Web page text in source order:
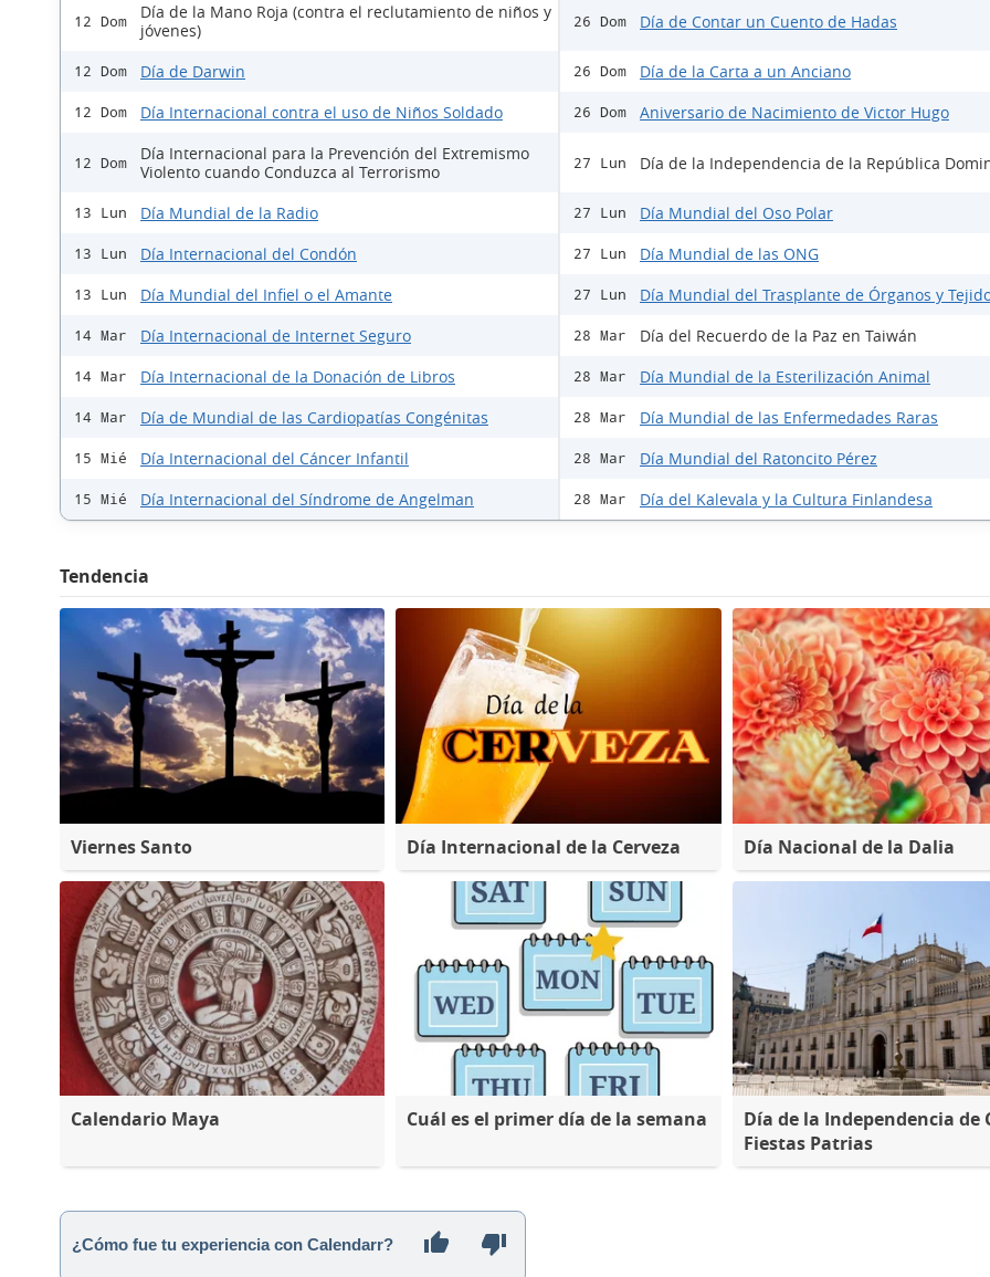
12 Dom
Día de la Mano Roja (contra el reclutamiento de niños y
jóvenes)
12 Dom Día de Darwin
12 Dom Día Internacional contra el uso de Niños Soldado
12 Dom
Día Internacional para la Prevención del Extremismo
Violento cuando Conduzca al Terrorismo
13 Lun Día Mundial de la Radio
13 Lun Día Internacional del Condón
13 Lun Día Mundial del Infiel o el Amante
14 Mar Día Internacional de Internet Seguro
14 Mar Día Internacional de la Donación de Libros
14 Mar Día de Mundial de las Cardiopatías Congénitas
15 Mié Día Internacional del Cáncer Infantil
15 Mié Día Internacional del Síndrome de Angelman
26 Dom Día de Contar un Cuento de Hadas
26 Dom Día de la Carta a un Anciano
26 Dom Aniversario de Nacimiento de Victor Hugo
27 Lun Día de la Independencia de la República
27 Lun Día Mundial del Oso Polar
27 Lun Día Mundial de las ONG
27 Lun Día Mundial del Trasplante de Órganos y
28 Mar Día del Recuerdo de la Paz en Taiwán
28 Mar Día Mundial de la Esterilización Animal
28 Mar Día Mundial de las Enfermedades Raras
28 Mar Día Mundial del Ratoncito Pérez
28 Mar Día del Kalevala y la Cultura Finlandesa
Tendencia
Viernes Santo Día Internacional de la Cerveza Día Nacional de la Dalia
Calendario Maya Cuál es el primer día de la semana
Día de la Independencia de
Fiestas Patrias
¿Cómo fue tu experiencia con Calendarr?